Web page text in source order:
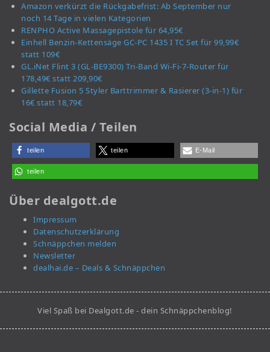
Amazon verkürzt die Rückgabefrist: Ab September nur
noch 14 Tage in vielen Kategorien
RENPHO Active Massagepistole für 64,95€
Einhell Benzin-Kettensäge GC-PC 1435 I TC Set für 99,99€
statt 109€
GL.iNet Flint 3 (GL-BE9300) Tri-Band Wi-Fi-7-Router für
178,49€ statt 209,90€
Gillette Fusion 5 Styler Barttrimmer & Rasierer (3-in-1) für
16€ statt 18,79€
Social Media / Teilen
teilen teilen E-Mail
teilen
Über dealgott.de
Impressum
Datenschutzerklärung
Schnäppchen melden
Newsletter
dealhai.de – Deals & Schnäppchen
Viel Spaß bei Dealgott.de - dein Schnäppchenblog!